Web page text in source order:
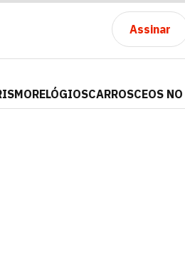
Assinar
RELÓGIOSCARROSCEOS